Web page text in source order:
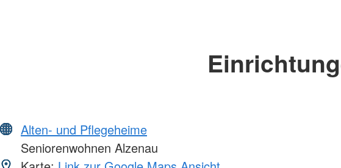
Alten- und Pflegeheime
Seniorenwohnen Alzenau